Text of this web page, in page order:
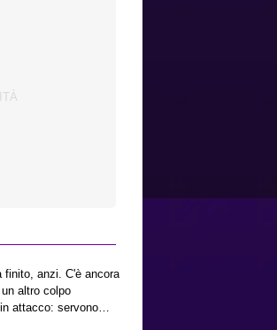
finito, anzi. C'è ancora
altro colpo
attacco: servono